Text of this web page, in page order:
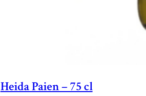
Heida Paien – 75 cl